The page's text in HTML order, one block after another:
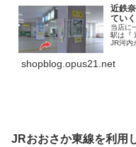
近鉄
てい
当店に
駅は『
JR河内
shopblog.opus21.net
JRおおさか東線を利用